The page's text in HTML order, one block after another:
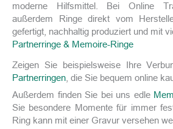
moderne Hilfsmittel. Bei Online
außerdem Ringe direkt vom
gefertigt, nachhaltig produziert und mit
Partnerringe & Memoire-Ringe
Zeigen Sie beispielsweise Ihre
Partnerringen , die Sie bequem online
Außerdem finden Sie bei uns edle
Sie besondere Momente für immer
Ring kann mit einer Gravur versehen